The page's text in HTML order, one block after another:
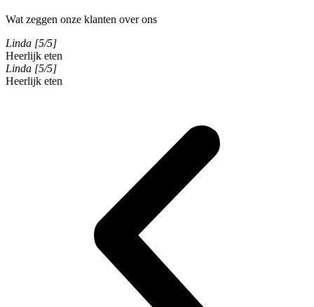
Wat zeggen onze klanten over ons
Linda [5/5]
Heerlijk eten
Linda [5/5]
Heerlijk eten